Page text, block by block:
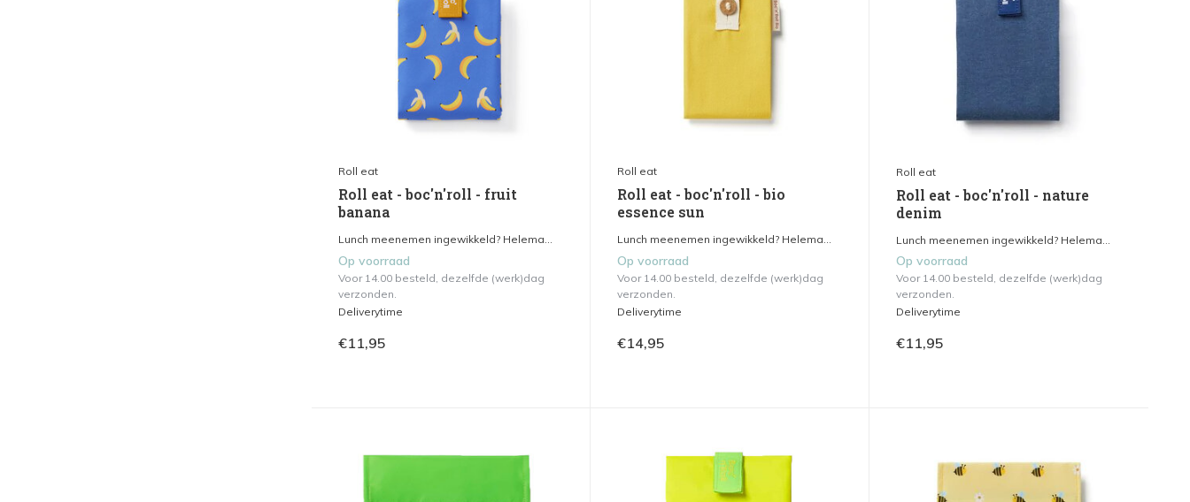
Roll eat
Roll eat - boc'n'roll - fruit
banana
Lunch meenemen ingewikkeld? Helema...
Op voorraad
Voor 14.00 besteld, dezelfde (werk)dag
verzonden.
Deliverytime
€11,95
Roll eat
Roll eat - boc'n'roll - bio
essence sun
Lunch meenemen ingewikkeld? Helema...
Op voorraad
Voor 14.00 besteld, dezelfde (werk)dag
verzonden.
Deliverytime
€14,95
Roll eat
Roll eat - boc'n'roll - nature
denim
Lunch meenemen ingewikkeld? Helema...
Op voorraad
Voor 14.00 besteld, dezelfde (werk)dag
verzonden.
Deliverytime
€11,95